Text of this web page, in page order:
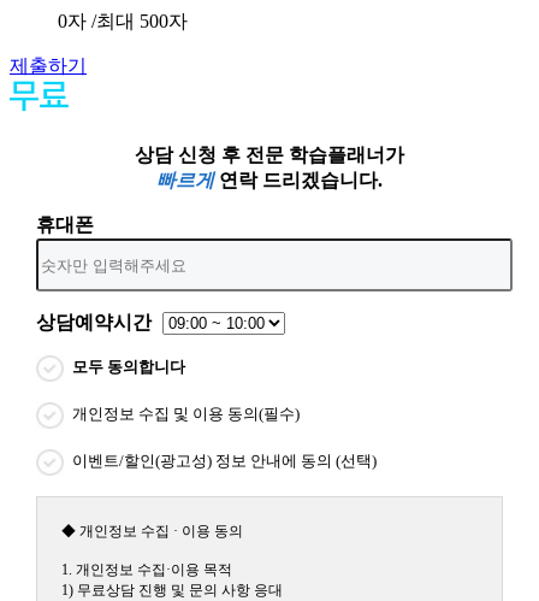
0자 /최대 500자
제출하기
상담 신청 후 전문 학습플래너가
빠르게연락 드리겠습니다.
휴대폰
상담예약시간
모두 동의합니다
개인정보 수집 및 이용 동의(필수)
이벤트/할인(광고성) 정보 안내에 동의 (선택)
◆ 개인정보 수집 · 이용 동의
1. 개인정보 수집·이용 목적
1) 무료상담 진행 및 문의 사항 응대